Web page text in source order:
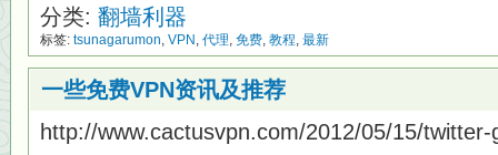
分类: 翻墙利器
标签: tsunagarumon, VPN , 代理, 免费, 教程, 最新
一些免费VPN资讯及推荐
http://www.cactusvpn.com/2012/05/15/